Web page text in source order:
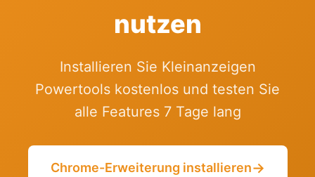
nutzen
Installieren Sie Kleinanzeigen
Powertools kostenlos und testen Sie
alle Features 7 Tage lang
Chrome-Erweiterung installieren→